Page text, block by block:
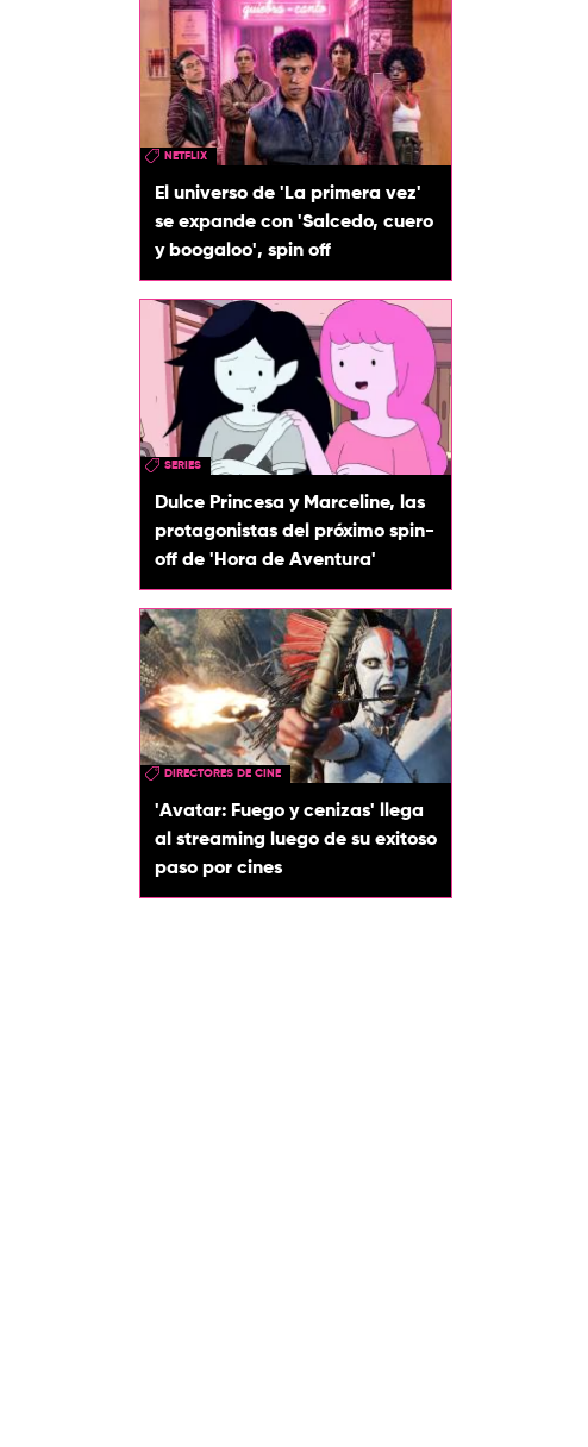
NETFLIX
El universo de 'La primera vez'
se expande con 'Salcedo, cuero
y boogaloo', spin off
SERIES
Dulce Princesa y Marceline, las
protagonistas del próximo spin-
off de 'Hora de Aventura'
DIRECTORES DE CINE
'Avatar: Fuego y cenizas' llega
al streaming luego de su exitoso
paso por cines